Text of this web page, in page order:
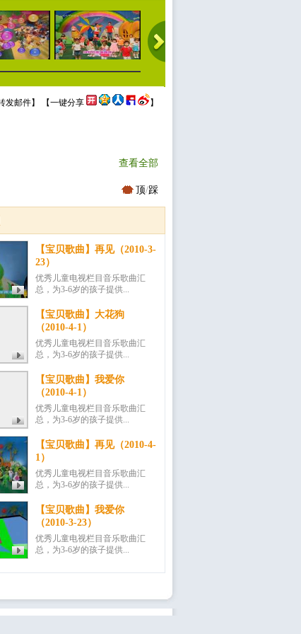
发邮件】 【一键分享 】
查看全部
顶/踩
【宝贝歌曲】再见（2010-3-
23）
优秀儿童电视栏目音乐歌曲汇
总，为3-6岁的孩子提供...
【宝贝歌曲】大花狗
（2010-4-1）
优秀儿童电视栏目音乐歌曲汇
总，为3-6岁的孩子提供...
【宝贝歌曲】我爱你
（2010-4-1）
优秀儿童电视栏目音乐歌曲汇
总，为3-6岁的孩子提供...
【宝贝歌曲】再见（2010-4-
1）
优秀儿童电视栏目音乐歌曲汇
总，为3-6岁的孩子提供...
【宝贝歌曲】我爱你
（2010-3-23）
优秀儿童电视栏目音乐歌曲汇
总，为3-6岁的孩子提供...